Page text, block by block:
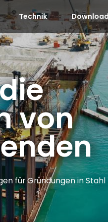
Technik
von
für Gründungen in Stahl